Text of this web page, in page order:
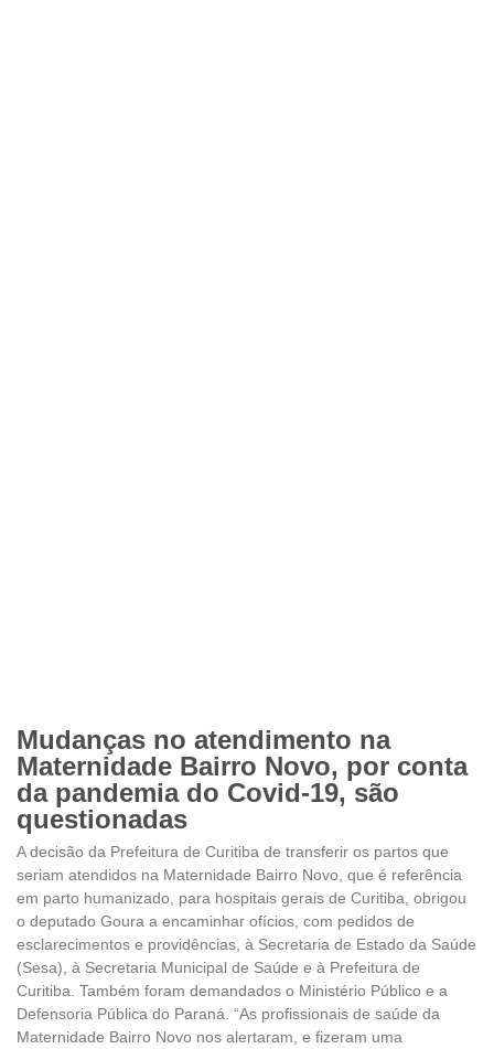
Mudanças no atendimento na
Maternidade Bairro Novo, por conta
da pandemia do Covid-19, são
questionadas
A decisão da Prefeitura de Curitiba de transferir os partos que
seriam atendidos na Maternidade Bairro Novo, que é referência
em parto humanizado, para hospitais gerais de Curitiba, obrigou
o deputado Goura a encaminhar ofícios, com pedidos de
esclarecimentos e providências, à Secretaria de Estado da Saúde
(Sesa), à Secretaria Municipal de Saúde e à Prefeitura de
Curitiba. Também foram demandados o Ministério Público e a
Defensoria Pública do Paraná. “As profissionais de saúde da
Maternidade Bairro Novo nos alertaram, e fizeram uma